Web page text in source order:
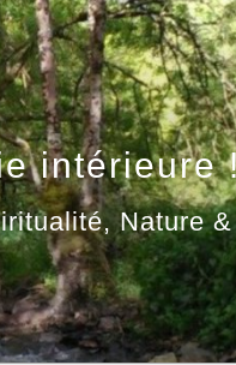
intérieure
Nature